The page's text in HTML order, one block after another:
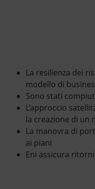
La resilienza dei
modello di
Sono stati
L’approccio
la creazione di un
La manovra di
ai piani
Eni assicura